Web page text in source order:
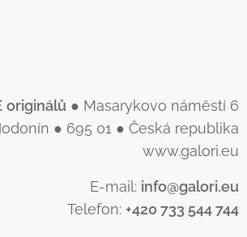
originálů ● Masarykovo náměstí 6
● 695 01 ● Česká republika
www.galori.eu
E-mail: info@galori.eu
Telefon: +420 733 544 744